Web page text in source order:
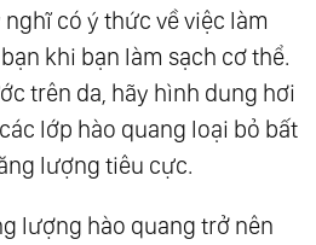
có ý thức về việc làm
khi bạn làm sạch cơ thể.
trên da, hãy hình dung hơi
lớp hào quang loại bỏ bất
lượng tiêu cực.
lượng hào quang trở nên